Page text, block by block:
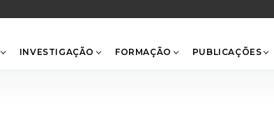
INVESTIGAÇÃO FORMAÇÃO PUBLICAÇÕES
Top